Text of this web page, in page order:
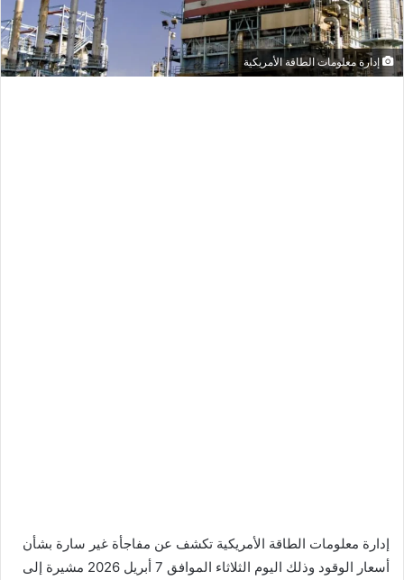
إدارة معلومات الطاقة الأمريكية
إدارة معلومات الطاقة الأمريكية تكشف عن مفاجأة غير سارة بشأن
أسعار الوقود وذلك اليوم الثلاثاء الموافق 7 أبريل 2026 مشيرة إلى